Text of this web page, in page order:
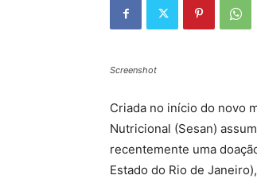
Screenshot
Criada no início do novo
Nutricional (Sesan)
recentemente uma
Estado do Rio de